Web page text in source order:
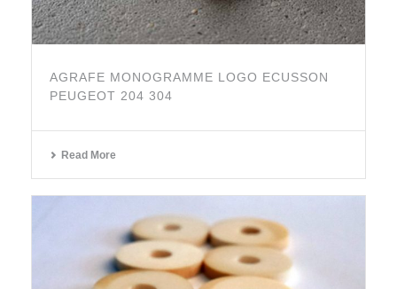
AGRAFE MONOGRAMME LOGO ECUSSON
PEUGEOT 204 304
Read More